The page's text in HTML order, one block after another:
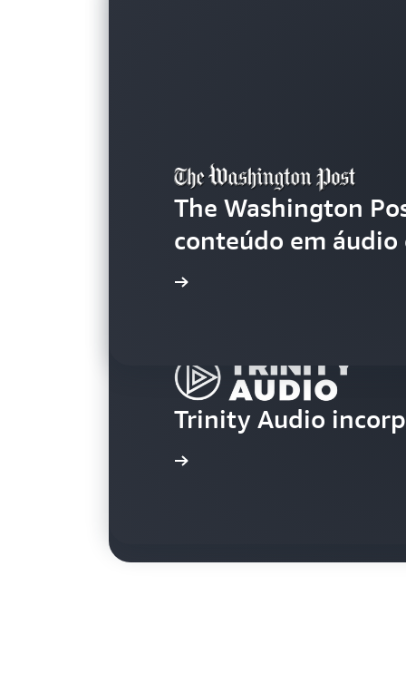
The Washington
conteúdo em
Trinity Audio
USA Today
em formato de